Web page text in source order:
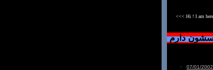
<<< Hi ! I am here
دارم
07/01/